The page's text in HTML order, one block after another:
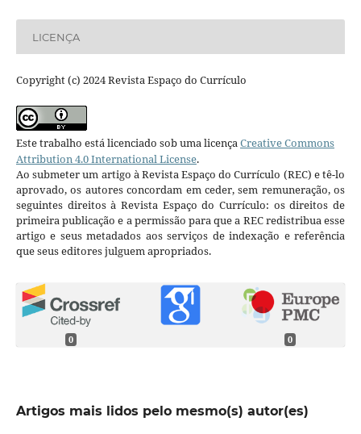
LICENÇA
Copyright (c) 2024 Revista Espaço do Currículo
Este trabalho está licenciado sob uma licençaCreative Commons
Attribution 4.0 International License.
Ao submeter um artigo à Revista Espaço do Currículo (REC) e tê-lo
aprovado, os autores concordam em ceder, sem remuneração, os
seguintes direitos à Revista Espaço do Currículo: os direitos de
primeira publicação e a permissão para que a REC redistribua esse
artigo e seus metadados aos serviços de indexação e referência
que seus editores julguem apropriados.
0 0
Artigos mais lidos pelo mesmo(s) autor(es)